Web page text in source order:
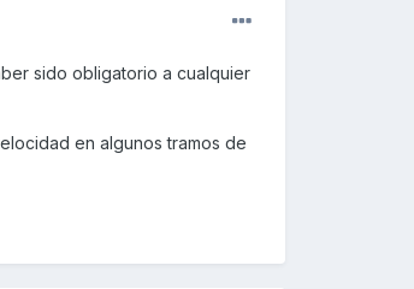
sido obligatorio a cualquier
en algunos tramos de